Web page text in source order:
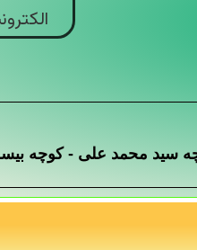
سید محمد علی - کوچه